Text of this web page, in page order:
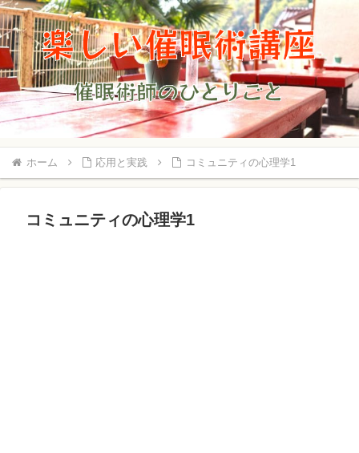
ホーム 応用と実践 コミュニティの心理学1
コミュニティの心理学1